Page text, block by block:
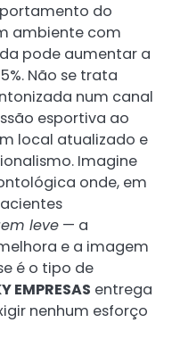
do
ambiente com
pode aumentar a
Não se trata
num canal
esportiva ao
local atualizado e
Imagine
onde, em
leve — a
e a imagem
é o tipo de
EMPRESAS entrega
nenhum esforço